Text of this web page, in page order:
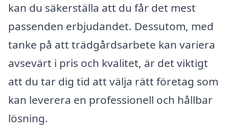
kan du säkerställa att du får det mest
passenden erbjudandet. Dessutom, med
tanke på att trädgårdsarbete kan variera
avsevärt i pris och kvalitet, är det viktigt
att du tar dig tid att välja rätt företag som
kan leverera en professionell och hållbar
lösning.